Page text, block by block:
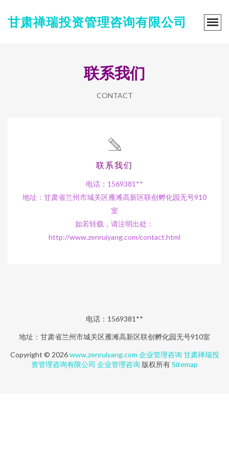
甘肃禅瑞投资管理咨询有限公司
联系我们
CONTACT
联系我们
电话：1569381**
地址：甘肃省兰州市城关区雁滩高新区联创孵化园无号910
室
如若转载，请注明出处：
http://www.zenruiyang.com/contact.html
电话：1569381**
地址：甘肃省兰州市城关区雁滩高新区联创孵化园无号910室
Copyright © 2026www.zenruiyang.com 企业管理咨询 甘肃禅瑞投
资管理咨询有限公司 企业管理咨询 版权所有Sitemap